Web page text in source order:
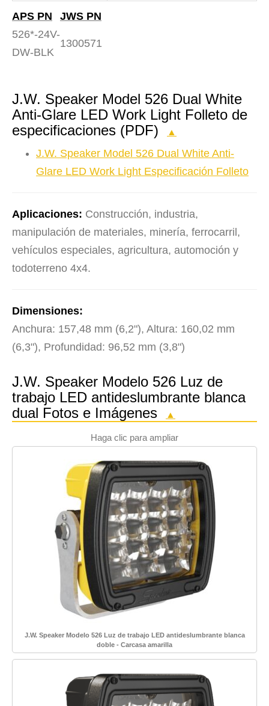
APS PN
JWS PN
526*-24V-
DW-BLK
1300571
J.W. Speaker Model 526 Dual White
Anti-Glare LED Work Light Folleto de
especificaciones (PDF)
▲
J.W. Speaker Model 526 Dual White Anti-
Glare LED Work Light Especificación Folleto
Aplicaciones: Construcción, industria,
manipulación de materiales, minería, ferrocarril,
vehículos especiales, agricultura, automoción y
todoterreno 4x4.
Dimensiones:
Anchura: 157,48 mm (6,2"), Altura: 160,02 mm
(6,3"), Profundidad: 96,52 mm (3,8")
J.W. Speaker Modelo 526 Luz de
trabajo LED antideslumbrante blanca
dual Fotos e Imágenes
▲
Haga clic para ampliar
J.W. Speaker Modelo 526 Luz de trabajo LED antideslumbrante blanca
doble - Carcasa amarilla